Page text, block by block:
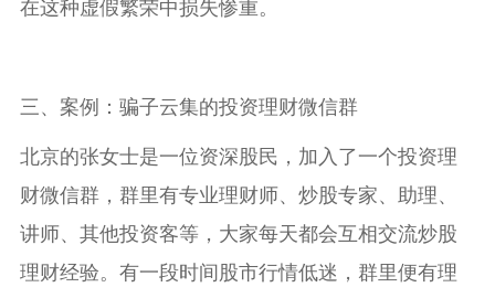
在这种虚假繁荣中损失惨重。
三、案例：骗子云集的投资理财微信群
北京的张女士是一位资深股民，加入了一个投资理
财微信群，群里有专业理财师、炒股专家、助理、
讲师、其他投资客等，大家每天都会互相交流炒股
理财经验。有一段时间股市行情低迷，群里便有理